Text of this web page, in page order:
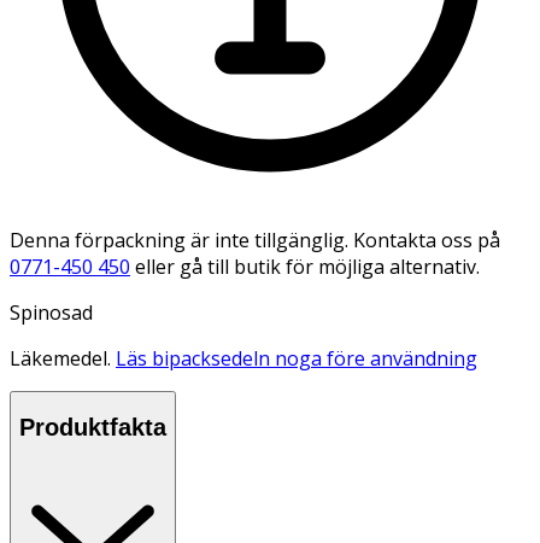
Denna förpackning är inte tillgänglig. Kontakta oss på
0771-450 450 eller gå till butik för möjliga alternativ.
Spinosad
Läkemedel. Läs bipacksedeln noga före användning
Produktfakta